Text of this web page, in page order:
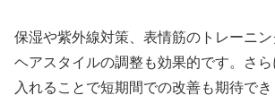
保湿や紫外線対策、表情筋のトレーニ
ヘアスタイルの調整も効果的です。さら
入れることで短期間での改善も期待で